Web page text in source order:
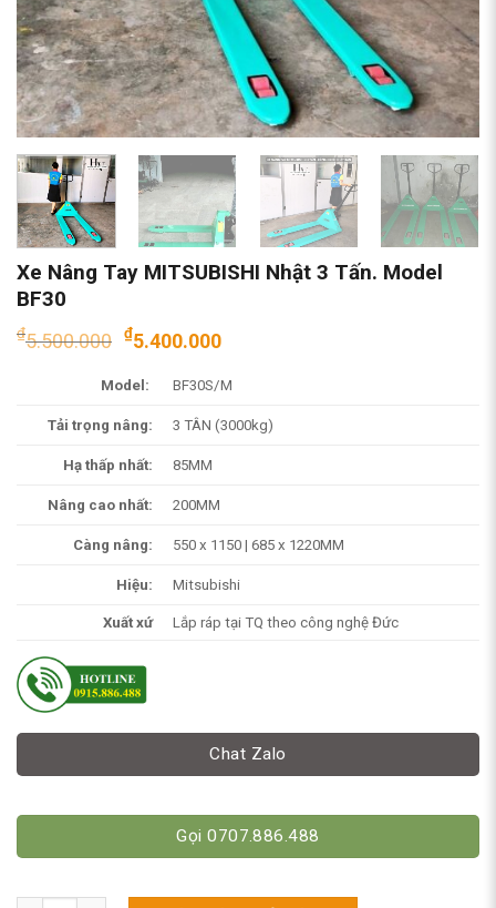
Xe Nâng Tay MITSUBISHI Nhật 3 Tấn. Model
BF30
₫5.500.000 Giá
là:
₫5.500.000.
₫5.400.000Giá
tại
là:
Model: BF30S/M
Tải trọng nâng: 3 TÂN (3000kg)
Hạ thấp nhất: 85MM
Nâng cao nhất: 200MM
Càng nâng: 550 x 1150 | 685 x 1220MM
Hiệu: Mitsubishi
Xuất xứ Lắp ráp tại TQ theo công nghệ Đức
Chat Zalo
Gọi 0707.886.488